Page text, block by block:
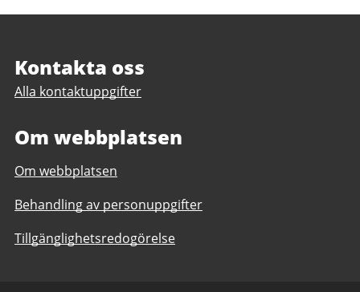
Kontakta oss
Alla kontaktuppgifter
Om webbplatsen
Om webbplatsen
Behandling av personuppgifter
Tillgänglighetsredogörelse